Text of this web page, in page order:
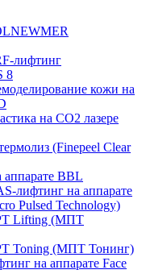
лифтинг
8
кожи на
на CO2 лазере
(Finepeel Clear
BBL
лифтинг на аппарате
Pulsed Technology)
Lifting (МПТ
Toning (МПТ Тонинг)
на аппарате Face